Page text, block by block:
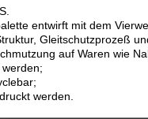
entwirft mit dem
Gleitschutzprozeß
auf Waren wie
werden.